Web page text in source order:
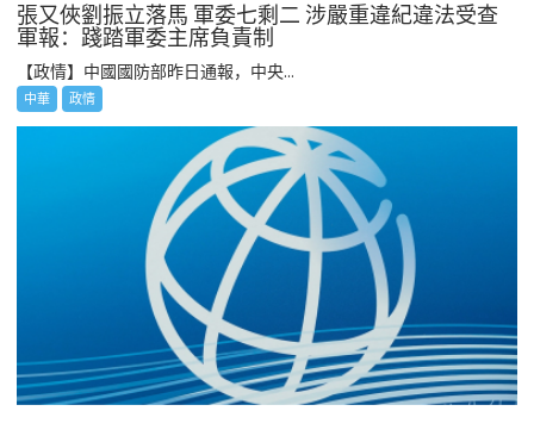
張又俠劉振立落馬 軍委七剩二 涉嚴重違紀違法受查
軍報：踐踏軍委主席負責制
【政情】中國國防部昨日通報，中央...
中華 政情